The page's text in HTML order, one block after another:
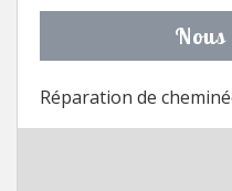
Réparation de